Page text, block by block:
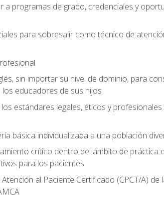
programas de grado, credenciales y
para sobresalir como técnico de
sin importar su nivel de dominio, para
educadores de sus hijos
estándares legales, éticos y
básica individualizada a una población
crítico dentro del ámbito de práctica
para los pacientes
al Paciente Certificado (CPCT/A) de